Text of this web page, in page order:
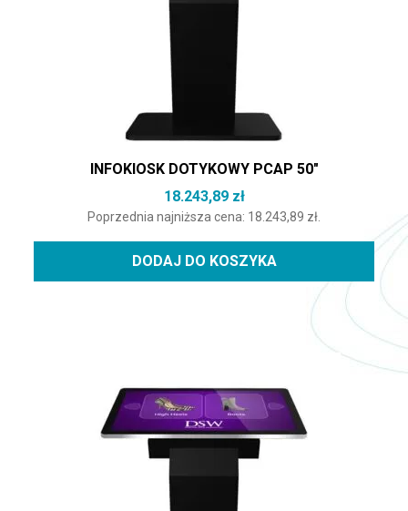
INFOKIOSK DOTYKOWY PCAP 50″
18.243,89 zł
Poprzednia najniższa cena: 18.243,89 zł
DODAJ DO KOSZYKA